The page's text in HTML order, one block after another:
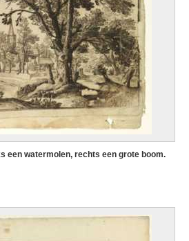
een watermolen, rechts een grote boom.